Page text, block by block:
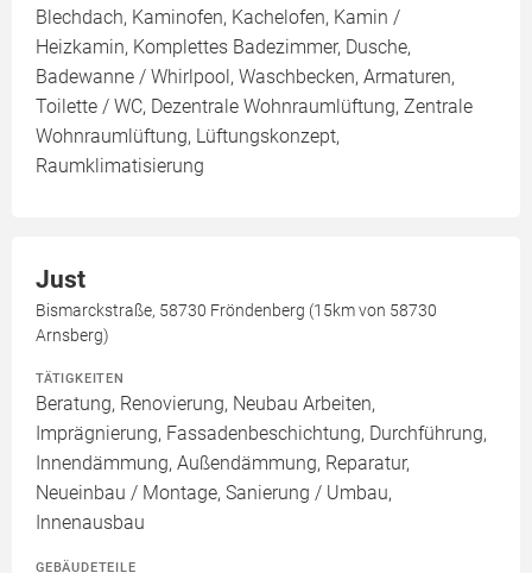
Blechdach, Kaminofen, Kachelofen, Kamin /
Heizkamin, Komplettes Badezimmer, Dusche,
Badewanne / Whirlpool, Waschbecken, Armaturen,
Toilette / WC, Dezentrale Wohnraumlüftung, Zentrale
Wohnraumlüftung, Lüftungskonzept,
Raumklimatisierung
Just
Bismarckstraße, 58730 Fröndenberg (15km von 58730
Arnsberg)
TÄTIGKEITEN
Beratung, Renovierung, Neubau Arbeiten,
Imprägnierung, Fassadenbeschichtung, Durchführung,
Innendämmung, Außendämmung, Reparatur,
Neueinbau / Montage, Sanierung / Umbau,
Innenausbau
GEBÄUDETEILE